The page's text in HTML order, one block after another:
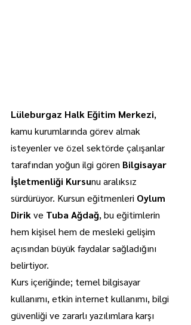
Lüleburgaz Halk Eğitim Merkezi,
kamu kurumlarında görev almak
isteyenler ve özel sektörde çalışanlar
tarafından yoğun ilgi gören Bilgisayar
İşletmenliği Kursunu aralıksız
sürdürüyor. Kursun eğitmenleri Oylum
Dirik ve Tuba Ağdağ, bu eğitimlerin
hem kişisel hem de mesleki gelişim
açısından büyük faydalar sağladığını
belirtiyor.
Kurs içeriğinde; temel bilgisayar
kullanımı, etkin internet kullanımı, bilgi
güvenliği ve zararlı yazılımlara karşı